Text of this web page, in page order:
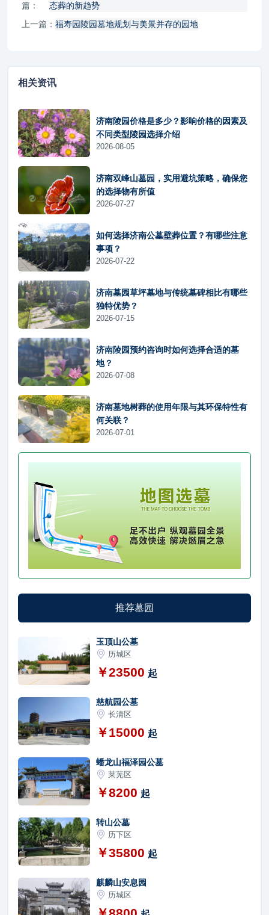
篇：
态葬的新趋势
上一篇： 福寿园陵园墓地规划与美景并存的园地
相关资讯
济南陵园价格是多少？影响价格的因素及
不同类型陵园选择介绍
2026-08-05
济南双峰山墓园，实用避坑策略，确保您
的选择物有所值
2026-07-27
如何选择济南公墓壁葬位置？有哪些注意
事项？
2026-07-22
济南墓园草坪墓地与传统墓碑相比有哪些
独特优势？
2026-07-15
济南陵园预约咨询时如何选择合适的墓
地？
2026-07-08
济南墓地树葬的使用年限与其环保特性有
何关联？
2026-07-01
推荐墓园
玉顶山公墓
历城区
￥23500 起
慈航园公墓
长清区
￥15000 起
蟠龙山福泽园公墓
莱芜区
￥8200 起
转山公墓
历下区
￥35800 起
麒麟山安息园
历城区